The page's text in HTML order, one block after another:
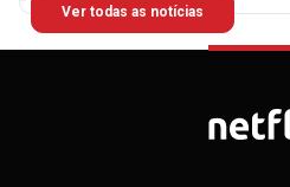
Ver todas as notícias